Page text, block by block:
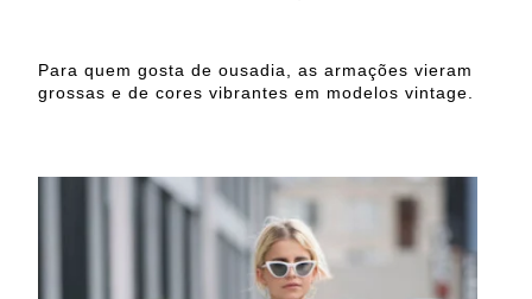
Para quem gosta de ousadia, as armações vieram
grossas e de cores vibrantes em modelos vintage.